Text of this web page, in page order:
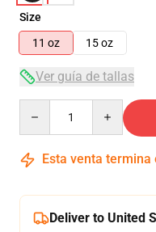
Size
11 oz
15 oz
Ver guía de tallas
Esta venta termina
Deliver to United